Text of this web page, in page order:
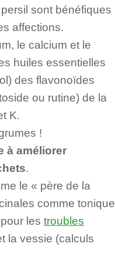
sont bénéfiques
affections.
le calcium et le
huiles essentielles
des flavonoïdes
ou rutine) de la
K.
!
à améliorer
.
le « père de la
comme tonique
les troubles
la vessie (calculs